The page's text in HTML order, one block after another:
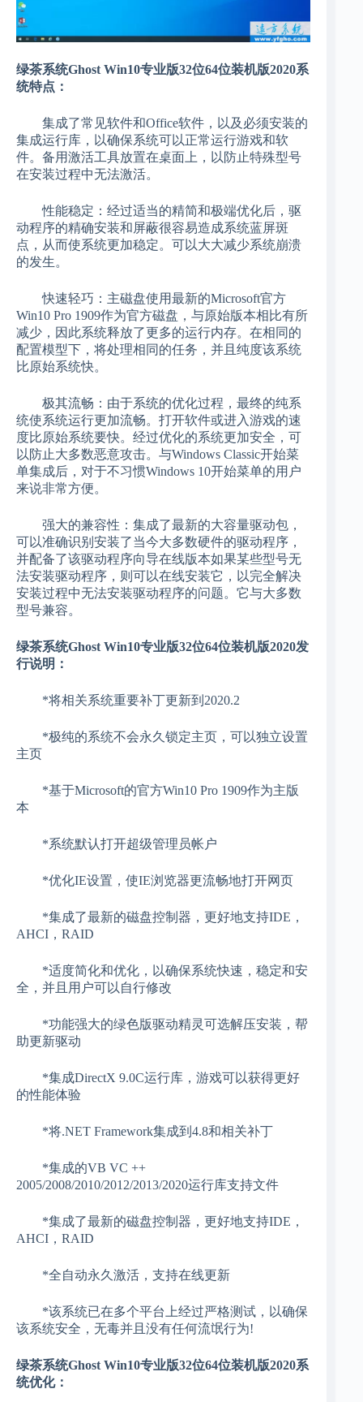
绿茶系统Ghost Win10专业版32位64位装机版2020系
统特点：
集成了常见软件和Office软件，以及必须安装的
集成运行库，以确保系统可以正常运行游戏和软
件。备用激活工具放置在桌面上，以防止特殊型号
在安装过程中无法激活。
性能稳定：经过适当的精简和极端优化后，驱
动程序的精确安装和屏蔽很容易造成系统蓝屏斑
点，从而使系统更加稳定。可以大大减少系统崩溃
的发生。
快速轻巧：主磁盘使用最新的Microsoft官方
Win10 Pro 1909作为官方磁盘，与原始版本相比有所
减少，因此系统释放了更多的运行内存。在相同的
配置模型下，将处理相同的任务，并且纯度该系统
比原始系统快。
极其流畅：由于系统的优化过程，最终的纯系
统使系统运行更加流畅。打开软件或进入游戏的速
度比原始系统要快。经过优化的系统更加安全，可
以防止大多数恶意攻击。与Windows Classic开始菜
单集成后，对于不习惯Windows 10开始菜单的用户
来说非常方便。
强大的兼容性：集成了最新的大容量驱动包，
可以准确识别安装了当今大多数硬件的驱动程序，
并配备了该驱动程序向导在线版本如果某些型号无
法安装驱动程序，则可以在线安装它，以完全解决
安装过程中无法安装驱动程序的问题。它与大多数
型号兼容。
绿茶系统Ghost Win10专业版32位64位装机版2020发
行说明：
*将相关系统重要补丁更新到2020.2
*极纯的系统不会永久锁定主页，可以独立设置
主页
*基于Microsoft的官方Win10 Pro 1909作为主版
本
*系统默认打开超级管理员帐户
*优化IE设置，使IE浏览器更流畅地打开网页
*集成了最新的磁盘控制器，更好地支持IDE，
AHCI，RAID
*适度简化和优化，以确保系统快速，稳定和安
全，并且用户可以自行修改
*功能强大的绿色版驱动精灵可选解压安装，帮
助更新驱动
*集成DirectX 9.0C运行库，游戏可以获得更好
的性能体验
*将.NET Framework集成到4.8和相关补丁
*集成的VB VC ++
2005/2008/2010/2012/2013/2020运行库支持文件
*集成了最新的磁盘控制器，更好地支持IDE，
AHCI，RAID
*全自动永久激活，支持在线更新
*该系统已在多个平台上经过严格测试，以确保
该系统安全，无毒并且没有任何流氓行为!
绿茶系统Ghost Win10专业版32位64位装机版2020系
统优化：